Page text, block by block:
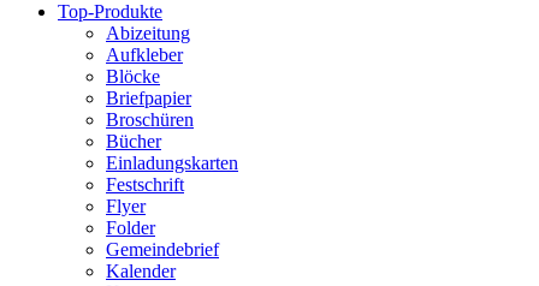
Top-Produkte
Abizeitung
Aufkleber
Blöcke
Briefpapier
Broschüren
Bücher
Einladungskarten
Festschrift
Flyer
Folder
Gemeindebrief
Kalender